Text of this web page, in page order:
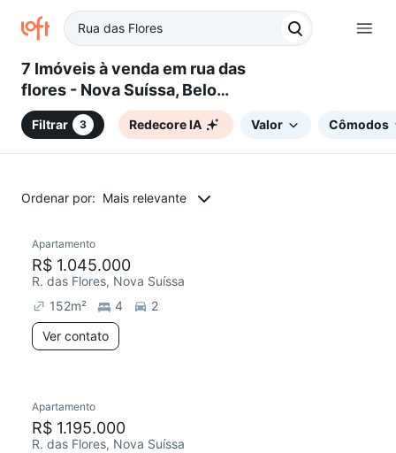
7 Imóveis à venda em rua das
flores - Nova Suíssa, Belo
Horizonte, MG
Filtrar 3 Redecore IA Valor Cômodos
Ordenar por: Mais relevante
Redecorar
Apartamento
R$ 1.045.000
R. das Flores, Nova Suíssa
152m² 4
2
Ver contato
Redecorar
Apartamento
R$ 1.195.000
R. das Flores, Nova Suíssa